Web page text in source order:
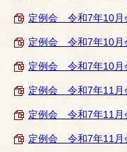
定例会 令和7年10月
定例会 令和7年10月
定例会 令和7年10月
定例会 令和7年11月
定例会 令和7年11月
定例会 令和7年11月